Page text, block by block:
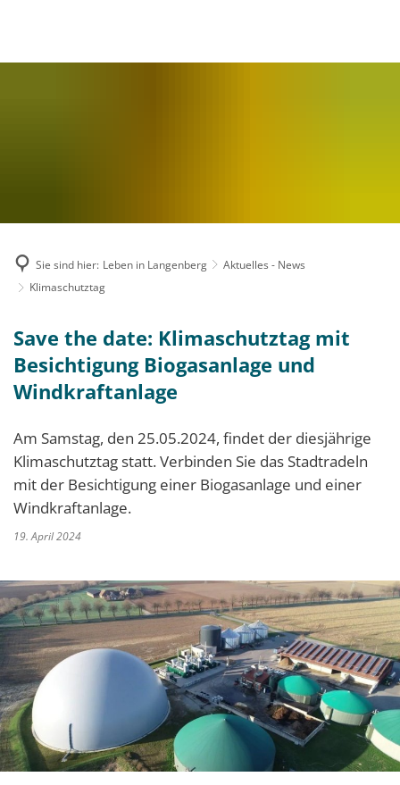
Sie sind hier: Leben in Langenberg
Aktuelles - News
Klimaschutztag
Save the date: Klimaschutztag mit
Besichtigung Biogasanlage und
Windkraftanlage
Am Samstag, den 25.05.2024, findet der diesjährige
Klimaschutztag statt. Verbinden Sie das Stadtradeln
mit der Besichtigung einer Biogasanlage und einer
Windkraftanlage.
19. April 2024